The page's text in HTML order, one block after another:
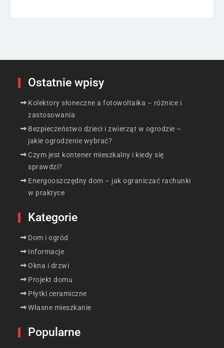
Ostatnie wpisy
Kolektory słoneczne a fotowoltaika – różnice i
zastosowania
Bezpieczeństwo dzieci i zwierząt w ogrodzie –
jakie ogrodzenie wybrać?
Czym jest kontener mieszkalny i kiedy się
sprawdzi?
Energooszczędny dom – jak ograniczać rachunki
w praktyce
Kategorie
Dom i ogród
Informacje
Okna i drzwi
Projekt domu
Płytki ceramiczne
Własne mieszkanie
Popularne